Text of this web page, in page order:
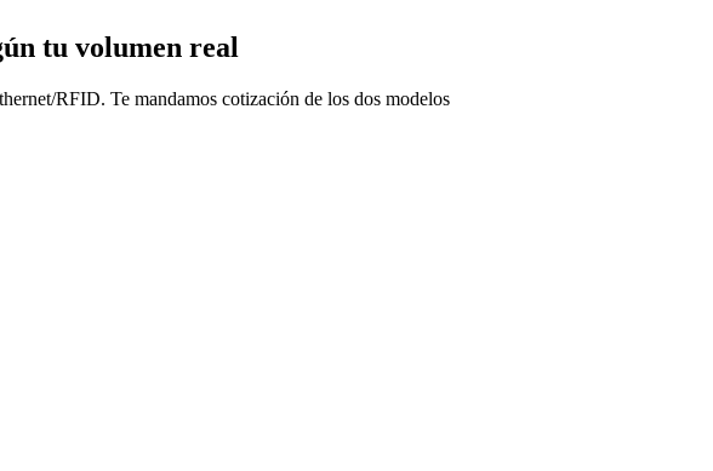
tu volumen real
RFID. Te mandamos cotización de los dos modelos